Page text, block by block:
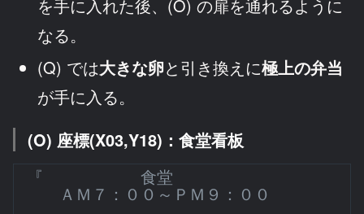
を手に入れた後、(O) の扉を通れるように
なる。
(Q) では大きな卵と引き換えに極上の弁当
が手に入る。
(O) 座標(X03,Y18)：食堂看板
『 食堂
ＡＭ７：００～ＰＭ９：００